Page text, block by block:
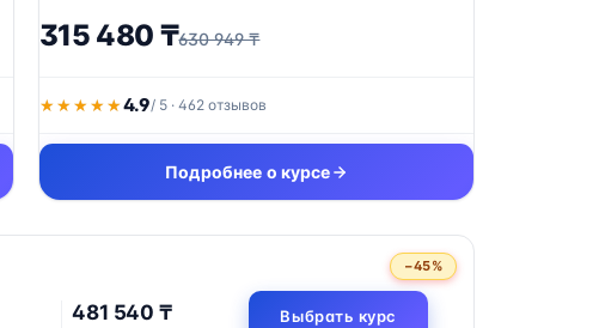
315 480 ₸630 949 ₸
★★★★★
★★★★★4.9/ 5 · 462 отзывов
Подробнее о курсе
−45%
481 540 ₸ Выбрать курс